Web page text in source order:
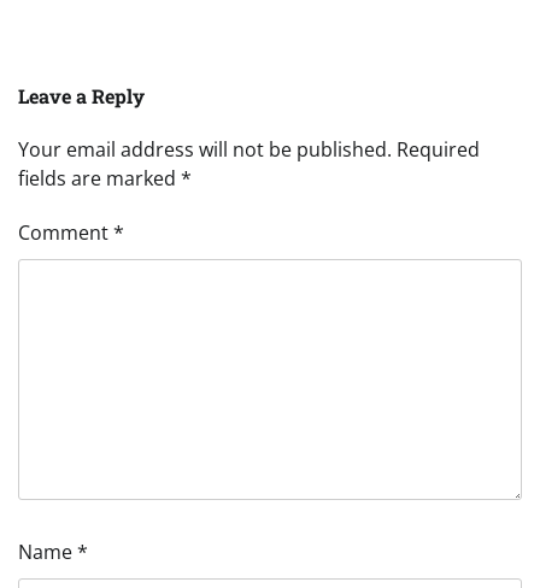
Leave a Reply
Your email address will not be published. Required
fields are marked *
Comment*
Name*